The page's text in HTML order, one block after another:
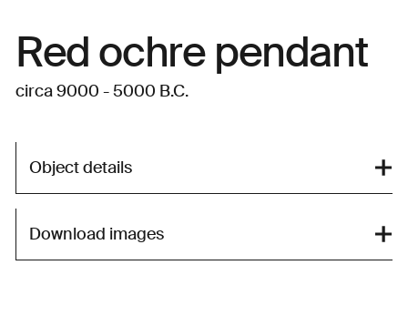
Red ochre pendant
circa 9000 - 5000 B.C.
Object details
Download images